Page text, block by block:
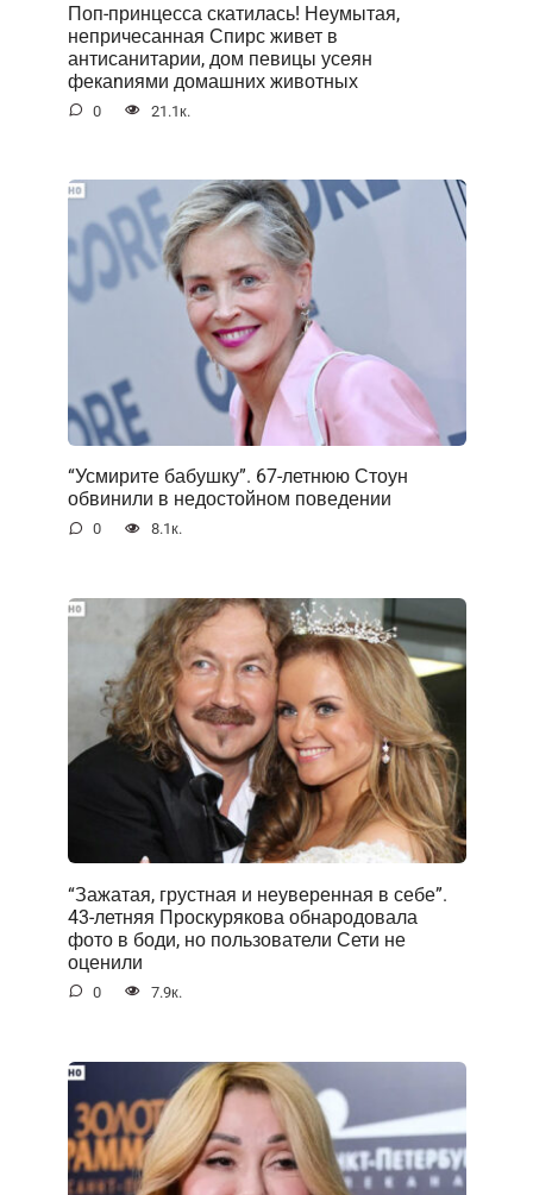
Поп-принцесса скатилась! Неумытая,
непричесанная Спирс живет в
антисанитарии, дом певицы усеян
фекаnиями домашних животных
0 21.1к.
“Усмирите бабушку”. 67-летнюю Стоун
обвинили в недостойном поведении
0 8.1к.
“Зажатая, грустная и неуверенная в себе”.
43-летняя Проскурякова обнародовала
фото в боди, но пользователи Сети не
оценили
0 7.9к.